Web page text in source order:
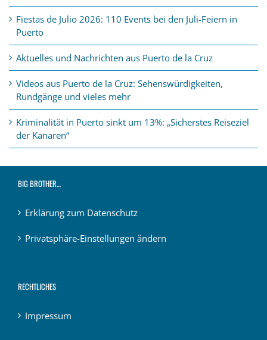
Fiestas de Julio 2026: 110 Events bei den Juli-Feiern in
Puerto
Aktuelles und Nachrichten aus Puerto de la Cruz
Videos aus Puerto de la Cruz: Sehenswürdigkeiten,
Rundgänge und vieles mehr
Kriminalität in Puerto sinkt um 13%: „Sicherstes Reiseziel
der Kanaren“
BIG BROTHER…
Erklärung zum Datenschutz
Privatsphäre-Einstellungen ändern
RECHTLICHES
Impressum